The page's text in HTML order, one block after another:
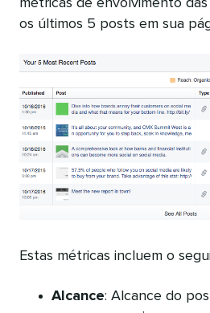
métricas de envolvimento
os últimos 5 posts em sua
Estas métricas incluem o
Alcance: Alcance do